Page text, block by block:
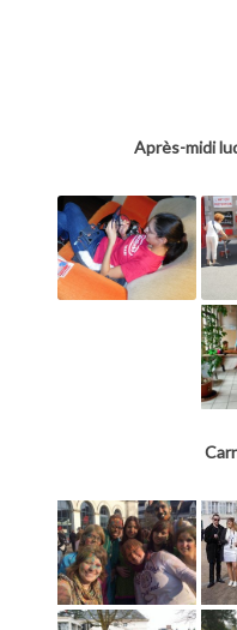
Après-midi